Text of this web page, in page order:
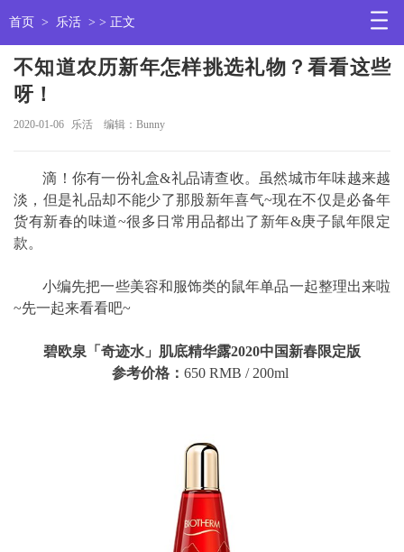
首页 > 乐活 > > 正文
不知道农历新年怎样挑选礼物？看看这些
呀！
2020-01-06 乐活 编辑：Bunny
滴！你有一份礼盒&礼品请查收。虽然城市年味越来越
淡，但是礼品却不能少了那股新年喜气~现在不仅是必备年
货有新春的味道~很多日常用品都出了新年&庚子鼠年限定
款。
小编先把一些美容和服饰类的鼠年单品一起整理出来啦
~先一起来看看吧~
碧欧泉「奇迹水」肌底精华露2020中国新春限定版
参考价格： 650 RMB / 200ml